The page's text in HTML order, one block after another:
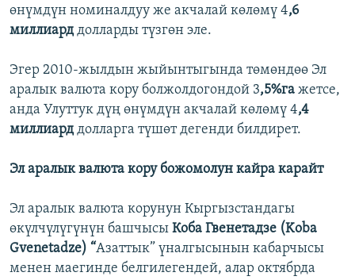
өнүмдүн номиналдуу же акчалай көлөмү 4,6
миллиарддолларды түзгөн эле.
Эгер 2010-жылдын жыйынтыгында төмөндөө Эл
аралык валюта кору болжолдогондой 3,5%га жетсе,
анда Улуттук дүң өнүмдүн акчалай көлөмү 4,4
миллиарддолларга түшөт дегенди билдирет.
Эл аралык валюта кору божомолун кайра карайт
Эл аралык валюта корунун Кыргызстандагы
өкүлчүлүгүнүн башчысы Коба Гвенетадзе (Koba
Gvenetadze) “Азаттык” үналгысынын кабарчысы
менен маегинде белгилегендей, алар октябрда